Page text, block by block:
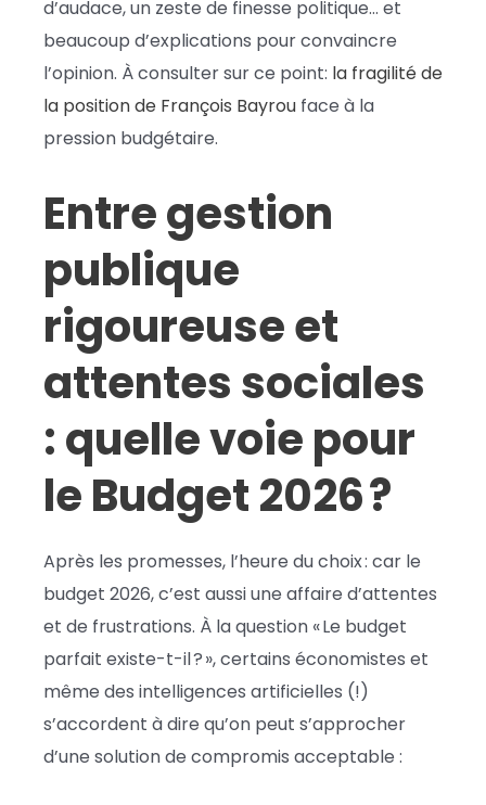
d’audace, un zeste de finesse politique… et
beaucoup d’explications pour convaincre
l’opinion. À consulter sur ce point: la fragilité de
la position de François Bayrou face à la
pression budgétaire.
Entre gestion
publique
rigoureuse et
attentes sociales
: quelle voie pour
le Budget 2026 ?
Après les promesses, l’heure du choix : car le
budget 2026, c’est aussi une affaire d’attentes
et de frustrations. À la question « Le budget
parfait existe-t-il ? », certains économistes et
même des intelligences artificielles (!)
s’accordent à dire qu’on peut s’approcher
d’une solution de compromis acceptable :